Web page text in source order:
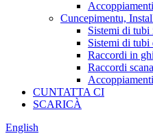
Cuncepimentu,
Sistemi di tubi
Sistemi di tubi
Raccordi in
Raccordi
CUNTATTA CI
SCARICÀ
English